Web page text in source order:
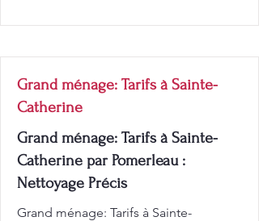
Grand ménage: Tarifs à Sainte-
Catherine
Grand ménage: Tarifs à Sainte-
Catherine par Pomerleau :
Nettoyage Précis
Grand ménage: Tarifs à Sainte-